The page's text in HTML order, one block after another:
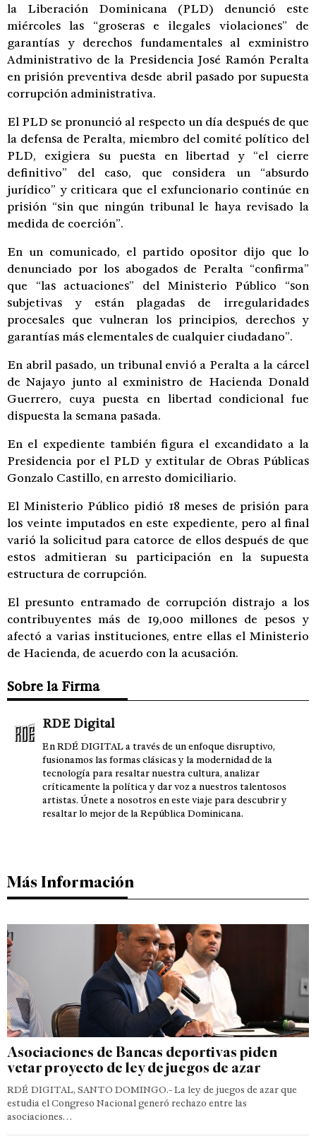
la Liberación Dominicana (PLD) denunció este
miércoles las “groseras e ilegales violaciones” de
garantías y derechos fundamentales al exministro
Administrativo de la Presidencia José Ramón Peralta
en prisión preventiva desde abril pasado por supuesta
corrupción administrativa.
El PLD se pronunció al respecto un día después de que
la defensa de Peralta, miembro del comité político del
PLD, exigiera su puesta en libertad y “el cierre
definitivo” del caso, que considera un “absurdo
jurídico” y criticara que el exfuncionario continúe en
prisión “sin que ningún tribunal le haya revisado la
medida de coerción”.
En un comunicado, el partido opositor dijo que lo
denunciado por los abogados de Peralta “confirma”
que “las actuaciones” del Ministerio Público “son
subjetivas y están plagadas de irregularidades
procesales que vulneran los principios, derechos y
garantías más elementales de cualquier ciudadano”.
En abril pasado, un tribunal envió a Peralta a la cárcel
de Najayo junto al exministro de Hacienda Donald
Guerrero, cuya puesta en libertad condicional fue
dispuesta la semana pasada.
En el expediente también figura el excandidato a la
Presidencia por el PLD y extitular de Obras Públicas
Gonzalo Castillo, en arresto domiciliario.
El Ministerio Público pidió 18 meses de prisión para
los veinte imputados en este expediente, pero al final
varió la solicitud para catorce de ellos después de que
estos admitieran su participación en la supuesta
estructura de corrupción.
El presunto entramado de corrupción distrajo a los
contribuyentes más de 19,000 millones de pesos y
afectó a varias instituciones, entre ellas el Ministerio
de Hacienda, de acuerdo con la acusación.
Sobre la Firma
RDE Digital
En RDÉ DIGITAL a través de un enfoque disruptivo,
fusionamos las formas clásicas y la modernidad de la
tecnología para resaltar nuestra cultura, analizar
críticamente la política y dar voz a nuestros talentosos
artistas. Únete a nosotros en este viaje para descubrir y
resaltar lo mejor de la República Dominicana.
Más Información
Asociaciones de Bancas deportivas piden
vetar proyecto de ley de juegos de azar
RDÉ DIGITAL, SANTO DOMINGO.- La ley de juegos de azar que
estudia el Congreso Nacional generó rechazo entre las
asociaciones…